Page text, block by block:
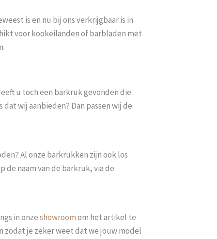
is en nu bij ons verkrijgbaar is in
voor kookeilanden of barbladen met
u toch een barkruk gevonden die
wij aanbieden? Dan passen wij de
Al onze barkrukken zijn ook los
de naam van de barkruk, via de
in onzeshowroomom het artikel te
zodat je zeker weet dat we jouw model